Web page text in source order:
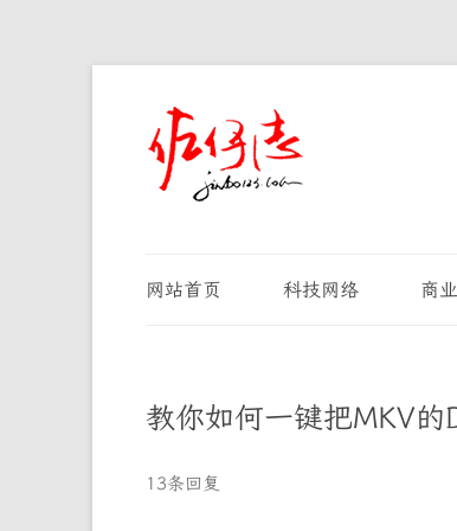
网站首页 科技网络 商
教你如何一键把MKV的
13条回复